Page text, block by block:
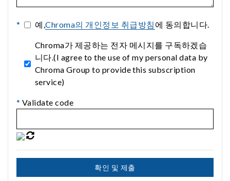
* 예,Chroma의 개인정보 취급방침 에 동의합니다.
Chroma가 제공하는 전자 메시지를 구독하겠습
니다.(I agree to the use of my personal data by
Chroma Group to provide this subscription
service)
* Validate code
확인 및 제출